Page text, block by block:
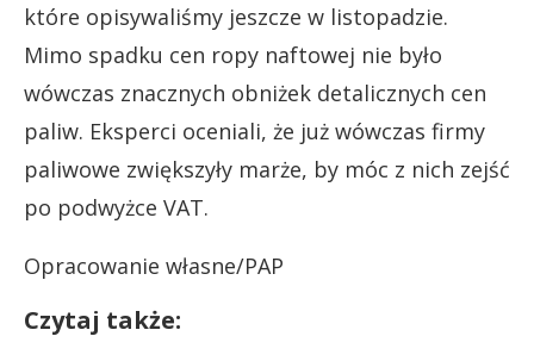
które opisywaliśmy jeszcze w listopadzie.
Mimo spadku cen ropy naftowej nie było
wówczas znacznych obniżek detalicznych cen
paliw. Eksperci oceniali, że już wówczas firmy
paliwowe zwiększyły marże, by móc z nich zejść
po podwyżce VAT.
Opracowanie własne/PAP
Czytaj także: